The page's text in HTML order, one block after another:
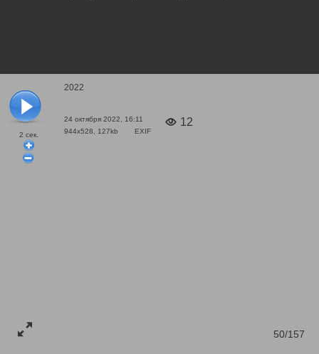
2 сек.
2022
24 октября 2022, 16:11
944x528, 127kb
EXIF
12
50/157